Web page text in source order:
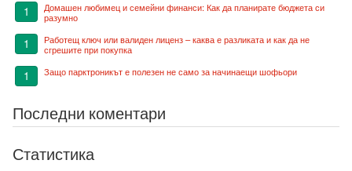
1
Домашен любимец и семейни финанси: Как да планирате бюджета си
разумно
1
Работещ ключ или валиден лиценз – каква е разликата и как да не
сгрешите при покупка
1 Защо парктроникът е полезен не само за начинаещи шофьори
Последни коментари
Статистика